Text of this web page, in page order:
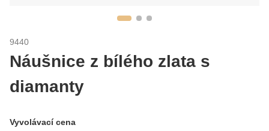
9440
Náušnice z bílého zlata s
diamanty
Vyvolávací cena